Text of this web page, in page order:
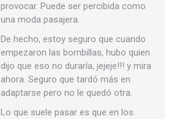
provocar. Puede ser percibida como
una moda pasajera.
De hecho, estoy seguro que cuando
empezaron las bombillas, hubo quien
dijo que eso no duraría, jejeje!!! y mira
ahora. Seguro que tardó más en
adaptarse pero no le quedó otra.
Lo que suele pasar es que en los